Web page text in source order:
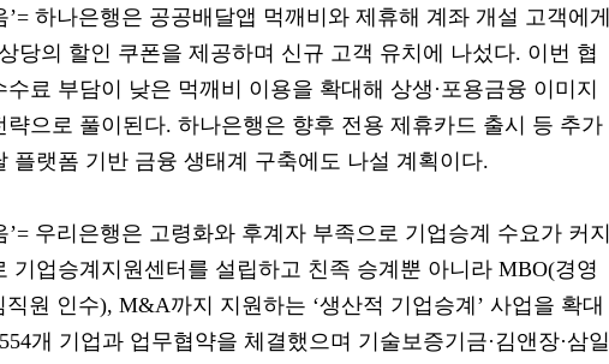
하나은행은 공공배달앱 먹깨비와 제휴해 계좌 개설 고객에게
당의 할인 쿠폰을 제공하며 신규 고객 유치에 나섰다. 이번 협
료 부담이 낮은 먹깨비 이용을 확대해 상생·포용금융 이미지
략으로 풀이된다. 하나은행은 향후 전용 제휴카드 출시 등 추가
플랫폼 기반 금융 생태계 구축에도 나설 계획이다.
우리은행은 고령화와 후계자 부족으로 기업승계 수요가 커지
기업승계지원센터를 설립하고 친족 승계뿐 아니라 MBO(경영
직원 인수), M&A까지 지원하는 ‘생산적 기업승계’ 사업을 확대
개 기업과 업무협약을 체결했으며 기술보증기금·김앤장·삼일